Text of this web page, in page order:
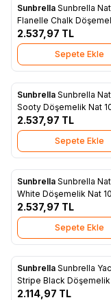
Yeni
Favorilere Ekle
Sunbrella Sunbrella
Flanelle Chalk
10153
2.537,97 TL
Sepete Ekle
Yeni
Favorilere Ekle
Sunbrella Sunbrella
Sooty Döşemelik Nat
2.537,97 TL
Sepete Ekle
Yeni
Favorilere Ekle
Sunbrella Sunbrella
White Döşemelik Nat
2.537,97 TL
Sepete Ekle
Yeni
Favorilere Ekle
Sunbrella Sunbrella
Stripe Black Döşemelik
3740
2.114,97 TL